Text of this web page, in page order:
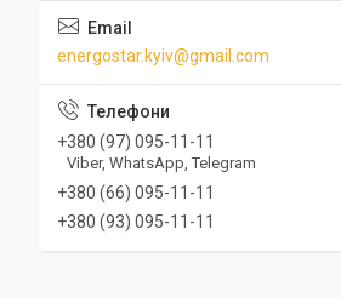
energostar.kyiv@gmail.com
+380 (97) 095-11-11
Viber, WhatsApp, Telegram
+380 (66) 095-11-11
+380 (93) 095-11-11